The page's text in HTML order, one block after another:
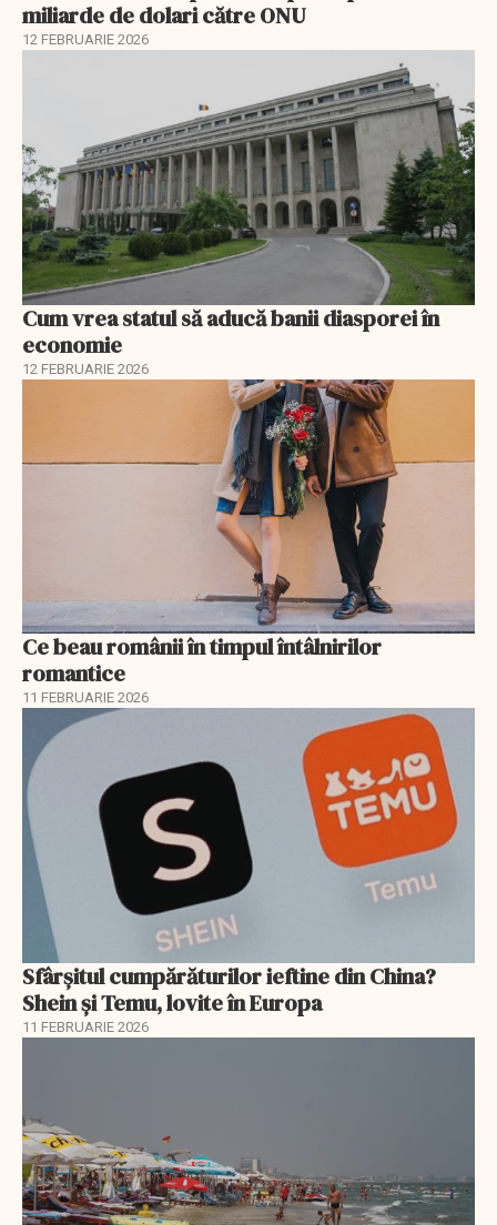
miliarde de dolari către ONU
12 FEBRUARIE 2026
Cum vrea statul să aducă banii diasporei în
economie
12 FEBRUARIE 2026
Ce beau românii în timpul întâlnirilor
romantice
11 FEBRUARIE 2026
Sfârșitul cumpărăturilor ieftine din China?
Shein și Temu, lovite în Europa
11 FEBRUARIE 2026